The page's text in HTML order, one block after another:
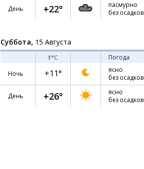
День +22°
пасмурно
без осадков
Суббота, 15 Августа
t°C Погода
Ночь
+11°
ясно
без осадков
День +26°
ясно
без осадков